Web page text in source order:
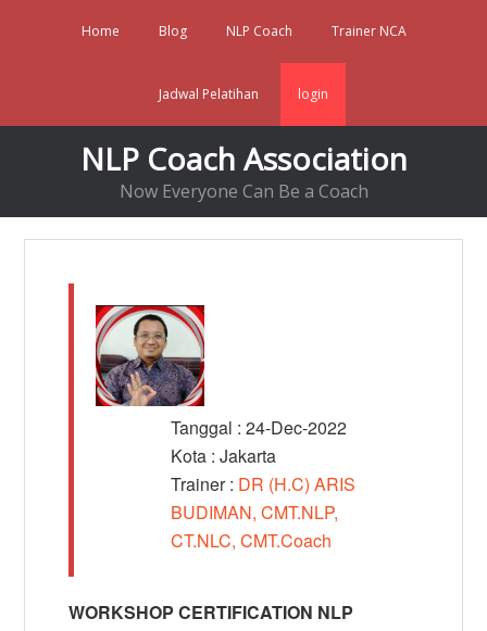
Home Blog NLP Coach Trainer NCA
Jadwal Pelatihan login
NLP Coach Association
Now Everyone Can Be a Coach
Tanggal : 24-Dec-2022
Kota : Jakarta
Trainer : DR (H.C) ARIS
BUDIMAN, CMT.NLP,
CT.NLC, CMT.Coach
WORKSHOP CERTIFICATION NLP